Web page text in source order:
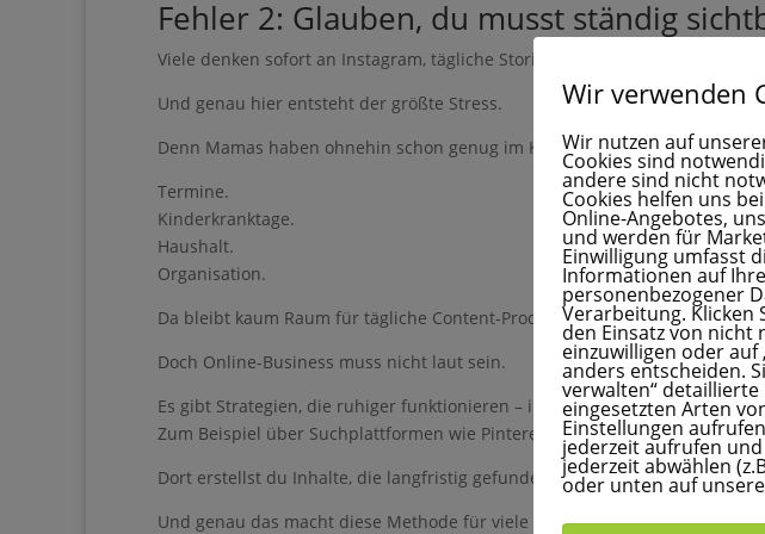
Fehler 2: Glauben, du musst ständig
Viele denken sofort an Instagram, tägliche Stories und Kamera-Präsenz.
Und genau hier entsteht der größte Stress.
Denn Mamas haben ohnehin schon genug im Kopf.
Termine.
Kinderkranktage.
Haushalt.
Organisation.
Da bleibt kaum Raum für tägliche Content-Produktion.
Doch Online-Business muss nicht laut sein.
Es gibt Strategien, die ruhiger funktionieren – im Hintergrund.
Zum Beispiel über Suchplattformen wie Pinterest.
Dort erstellst du Inhalte, die langfristig gefunden werden – auch wenn du
Und genau das macht diese Methode für viele Mamas so interessant.
Pinterest kann eine wunderschöne Möglichkeit sein,
Eigenes aufzubauen – ohne Dauerstress, ständige
täglichen Social-Media-Druck.
Du bist nur noch einen Klick von
Guide entfernt ❤️
Gib hier deinen
Gib hier deinen Vornamen
Gib hier deine E-Mail-Adresse ein,
Wir verwenden
Wir nutzen auf
Cookies sind
andere sind nicht
Cookies helfen uns
Online-Angebotes,
und werden für
Einwilligung umfasst
Informationen auf
personenbezogener
Verarbeitung. Klicken
den Einsatz von nicht
einzuwilligen oder auf
anders entscheiden.
verwalten“
eingesetzten Arten
Einstellungen
jederzeit aufrufen
jederzeit abwählen
oder unten auf